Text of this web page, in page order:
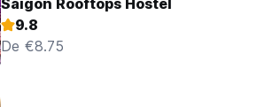
Saigon Rooftops Hostel
9.8
De €8.75